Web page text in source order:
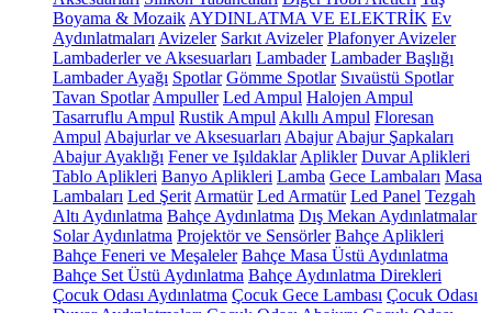
Boyama & Mozaik AYDINLATMA VE ELEKTRİK Ev
Aydınlatmaları Avizeler Sarkıt Avizeler Plafonyer Avizeler
Lambaderler ve Aksesuarları Lambader Lambader Başlığı
Lambader Ayağı Spotlar Gömme Spotlar Sıvaüstü Spotlar
Tavan Spotlar Ampuller Led Ampul Halojen Ampul
Tasarruflu Ampul Rustik Ampul Akıllı Ampul Floresan
Ampul Abajurlar ve Aksesuarları Abajur Abajur Şapkaları
Abajur Ayaklığı Fener ve Işıldaklar Aplikler Duvar Aplikleri
Tablo Aplikleri Banyo Aplikleri Lamba Gece Lambaları Masa
Lambaları Led Şerit Armatür Led Armatür Led Panel Tezgah
Altı Aydınlatma Bahçe Aydınlatma Dış Mekan Aydınlatmalar
Solar Aydınlatma Projektör ve Sensörler Bahçe Aplikleri
Bahçe Feneri ve Meşaleler Bahçe Masa Üstü Aydınlatma
Bahçe Set Üstü Aydınlatma Bahçe Aydınlatma Direkleri
Çocuk Odası Aydınlatma Çocuk Gece Lambası Çocuk Odası